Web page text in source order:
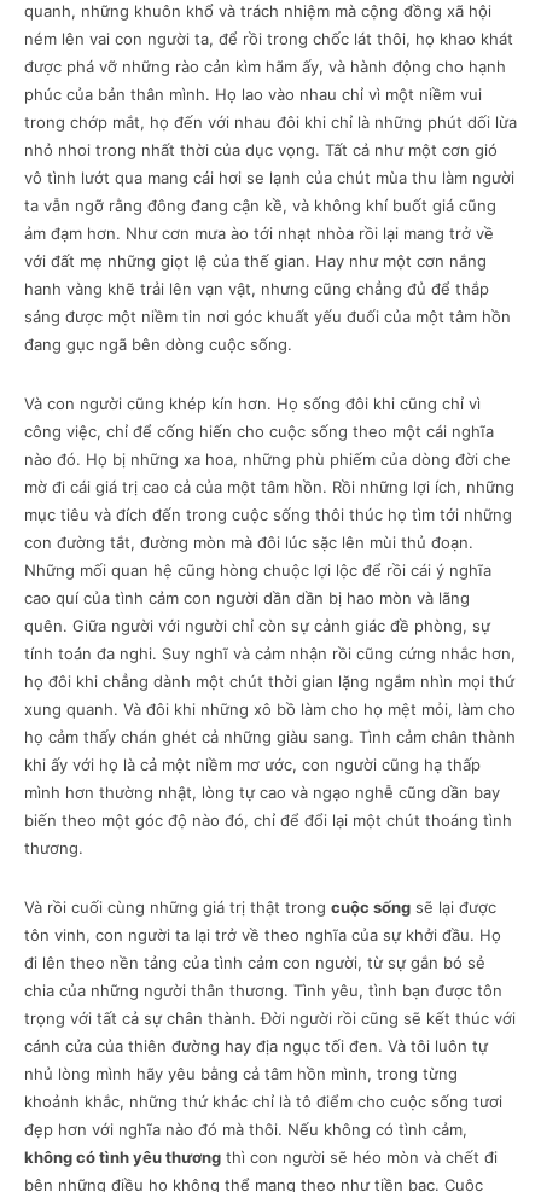
quanh, những khuôn khổ và trách nhiệm mà cộng đồng xã hội
ném lên vai con người ta, để rồi trong chốc lát thôi, họ khao khát
được phá vỡ những rào cản kìm hãm ấy, và hành động cho hạnh
phúc của bản thân mình. Họ lao vào nhau chỉ vì một niềm vui
trong chớp mắt, họ đến với nhau đôi khi chỉ là những phút dối lừa
nhỏ nhoi trong nhất thời của dục vọng. Tất cả như một cơn gió
vô tình lướt qua mang cái hơi se lạnh của chút mùa thu làm người
ta vẫn ngỡ rằng đông đang cận kề, và không khí buốt giá cũng
ảm đạm hơn. Như cơn mưa ào tới nhạt nhòa rồi lại mang trở về
với đất mẹ những giọt lệ của thế gian. Hay như một cơn nắng
hanh vàng khẽ trải lên vạn vật, nhưng cũng chẳng đủ để thắp
sáng được một niềm tin nơi góc khuất yếu đuối của một tâm hồn
đang gục ngã bên dòng cuộc sống.
Và con người cũng khép kín hơn. Họ sống đôi khi cũng chỉ vì
công việc, chỉ để cống hiến cho cuộc sống theo một cái nghĩa
nào đó. Họ bị những xa hoa, những phù phiếm của dòng đời che
mờ đi cái giá trị cao cả của một tâm hồn. Rồi những lợi ích, những
mục tiêu và đích đến trong cuộc sống thôi thúc họ tìm tới những
con đường tắt, đường mòn mà đôi lúc sặc lên mùi thủ đoạn.
Những mối quan hệ cũng hòng chuộc lợi lộc để rồi cái ý nghĩa
cao quí của tình cảm con người dần dần bị hao mòn và lãng
quên. Giữa người với người chỉ còn sự cảnh giác đề phòng, sự
tính toán đa nghi. Suy nghĩ và cảm nhận rồi cũng cứng nhắc hơn,
họ đôi khi chẳng dành một chút thời gian lặng ngắm nhìn mọi thứ
xung quanh. Và đôi khi những xô bồ làm cho họ mệt mỏi, làm cho
họ cảm thấy chán ghét cả những giàu sang. Tình cảm chân thành
khi ấy với họ là cả một niềm mơ ước, con người cũng hạ thấp
mình hơn thường nhật, lòng tự cao và ngạo nghễ cũng dần bay
biến theo một góc độ nào đó, chỉ để đổi lại một chút thoáng tình
thương.
Và rồi cuối cùng những giá trị thật trong cuộc sống sẽ lại được
tôn vinh, con người ta lại trở về theo nghĩa của sự khởi đầu. Họ
đi lên theo nền tảng của tình cảm con người, từ sự gắn bó sẻ
chia của những người thân thương. Tình yêu, tình bạn được tôn
trọng với tất cả sự chân thành. Đời người rồi cũng sẽ kết thúc với
cánh cửa của thiên đường hay địa ngục tối đen. Và tôi luôn tự
nhủ lòng mình hãy yêu bằng cả tâm hồn mình, trong từng
khoảnh khắc, những thứ khác chỉ là tô điểm cho cuộc sống tươi
đẹp hơn với nghĩa nào đó mà thôi. Nếu không có tình cảm,
không có tình yêu thương thì con người sẽ héo mòn và chết đi
bên những điều họ không thể mang theo như tiền bạc. Cuộc